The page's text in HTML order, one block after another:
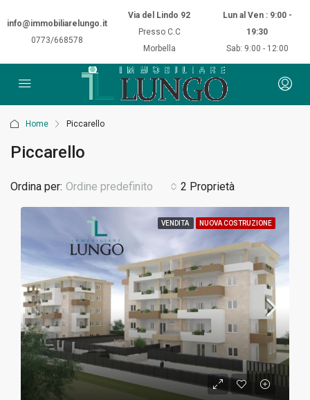
info@immobiliarelungo.it
0773/668578
Via del Lindo 92
Presso C.C
Morbella
Lun al Ven : 9:00 -
19:30
Sab: 9:00 - 12:00
Home Piccarello
Piccarello
2 Proprietà
Ordina per: Ordine predefinito
VENDITA NUOVA COSTRUZIONE